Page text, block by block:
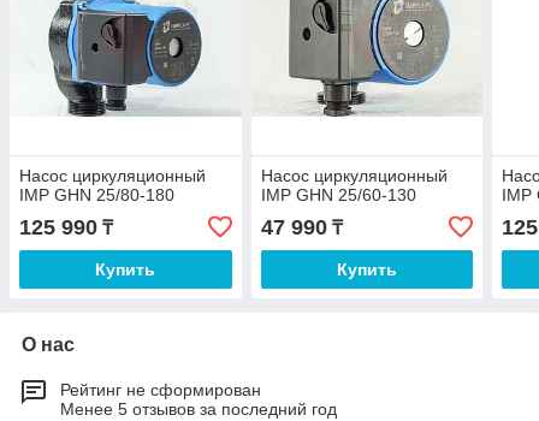
Насос циркуляционный
IMP GHN 25/80-180
125 990 ₸
Купить
Насос циркуляционный
IMP GHN 25/60-130
47 990₸
Купить
IMP
О нас
Рейтинг не сформирован
Менее 5 отзывов за последний год